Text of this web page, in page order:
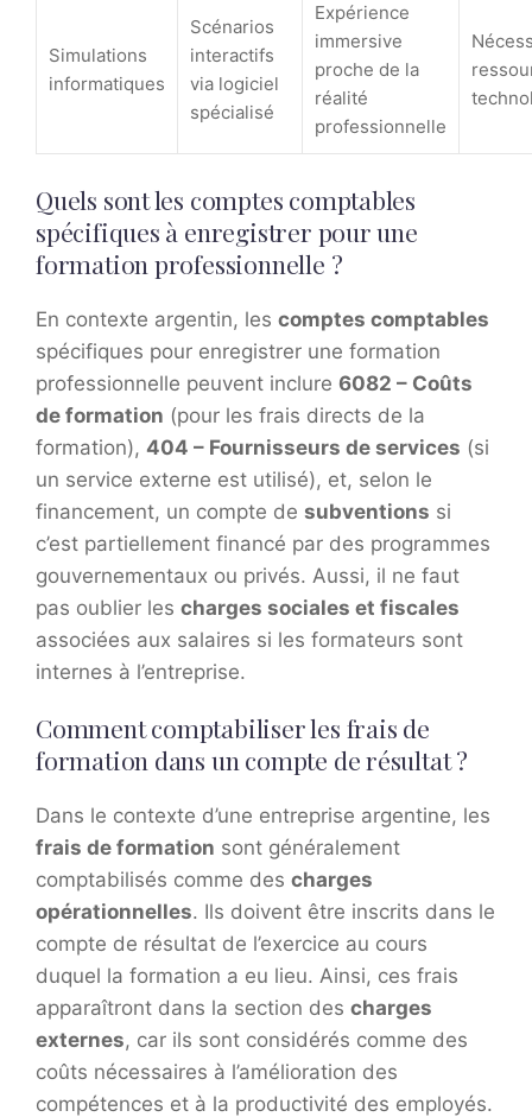
Simulations
informatiques
Scénarios
interactifs
via logiciel
spécialisé
Expérience
immersive
proche de la
réalité
professionnelle
Quels sont les comptes comptables
spécifiques à enregistrer pour une
formation professionnelle ?
En contexte argentin, les comptes comptables
spécifiques pour enregistrer une formation
professionnelle peuvent inclure 6082 – Coûts
de formation (pour les frais directs de la
formation), 404 – Fournisseurs de services (si
un service externe est utilisé), et, selon le
financement, un compte de subventions si
c’est partiellement financé par des programmes
gouvernementaux ou privés. Aussi, il ne faut
pas oublier les charges sociales et fiscales
associées aux salaires si les formateurs sont
internes à l’entreprise.
Comment comptabiliser les frais de
formation dans un compte de résultat ?
Dans le contexte d’une entreprise argentine, les
frais de formation sont généralement
comptabilisés comme des charges
opérationnelles. Ils doivent être inscrits dans le
compte de résultat de l’exercice au cours
duquel la formation a eu lieu. Ainsi, ces frais
apparaîtront dans la section des charges
externes, car ils sont considérés comme des
coûts nécessaires à l’amélioration des
compétences et à la productivité des employés.